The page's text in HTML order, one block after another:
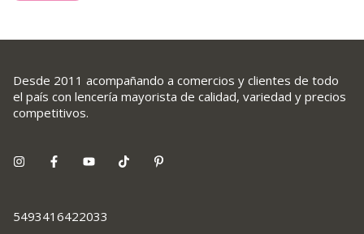
Desde 2011 acompañando a comercios y clientes de todo
el país con lencería mayorista de calidad, variedad y precios
competitivos.
5493416422033